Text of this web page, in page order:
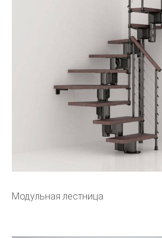
Модульная лестница